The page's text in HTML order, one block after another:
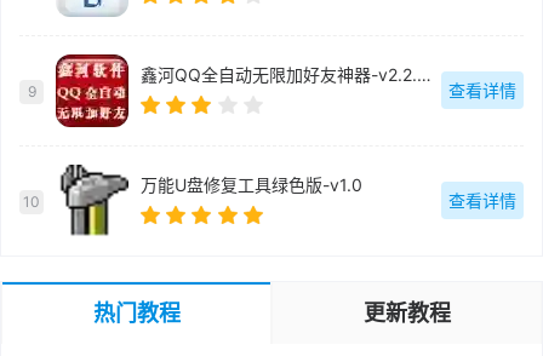
9
鑫河QQ全自动无限加好友神器-v2.2.3.6
查看详情
10
万能U盘修复工具绿色版-v1.0
查看详情
热门教程 更新教程